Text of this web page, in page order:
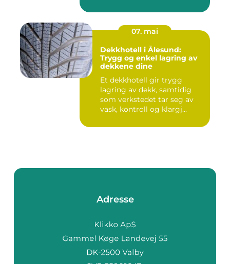
07. mai
Dekkhotell i Ålesund:
Trygg og enkel lagring av
dekkene dine
Et dekkhotell gir trygg
lagring av dekk, samtidig
som verkstedet tar seg av
vask, kontroll og klargj...
Adresse